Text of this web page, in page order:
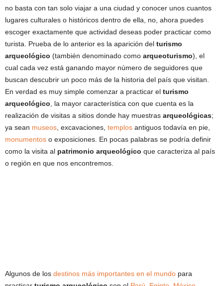
no basta con tan solo viajar a una ciudad y conocer unos cuantos
lugares culturales o históricos dentro de ella, no, ahora puedes
escoger exactamente que actividad deseas poder practicar como
turista. Prueba de lo anterior es la aparición del turismo
arqueológico (también denominado como arqueoturismo), el
cual cada vez está ganando mayor número de seguidores que
buscan descubrir un poco más de la historia del país que visitan.
En verdad es muy simple comenzar a practicar el turismo
arqueológico , la mayor característica con que cuenta es la
realización de visitas a sitios donde hay muestras arqueológicas;
ya sean museos , excavaciones, templos antiguos todavía en pie,
monumentos o exposiciones. En pocas palabras se podría definir
como la visita al patrimonio arqueológico que caracteriza al país
o región en que nos encontremos.
Algunos de los destinos más importantes en el mundo para